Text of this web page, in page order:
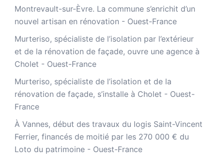
Montrevault-sur-Èvre. La commune s’enrichit d’un
nouvel artisan en rénovation - Ouest-France
Murteriso, spécialiste de l’isolation par l’extérieur
et de la rénovation de façade, ouvre une agence à
Cholet - Ouest-France
Murteriso, spécialiste de l’isolation et de la
rénovation de façade, s’installe à Cholet - Ouest-
France
À Vannes, début des travaux du logis Saint-Vincent
Ferrier, financés de moitié par les 270 000 € du
Loto du patrimoine - Ouest-France